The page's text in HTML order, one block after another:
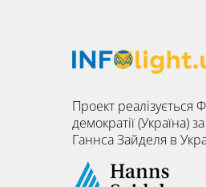
Проект
демократії (Україна)
Ганнса Зайделя в